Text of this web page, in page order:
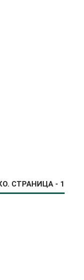
СТРАНИЦА - 1